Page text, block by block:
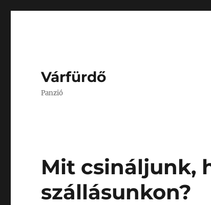
Várfürdő
Panzió
Mit csináljunk,
szállásunkon?